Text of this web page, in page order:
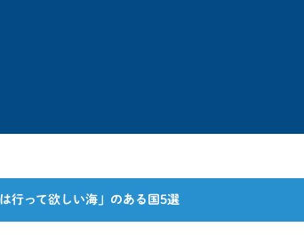
行って欲しい海」のある国5選